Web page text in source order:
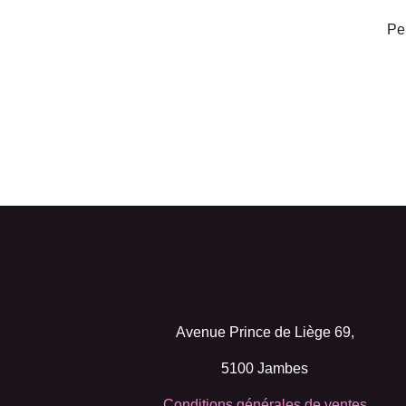
Avenue Prince de Liège 69,
5100 Jambes